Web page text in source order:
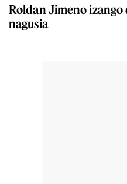
Roldan Jimeno izango
nagusia